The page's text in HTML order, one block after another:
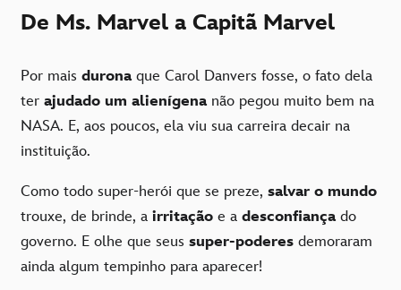
De Ms. Marvel a Capitã Marvel
Por mais duronaque Carol Danvers fosse, o fato dela
ter ajudado um alienígena não pegou muito bem na
NASA. E, aos poucos, ela viu sua carreira decair na
instituição.
Como todo super-herói que se preze, salvar o mundo
trouxe, de brinde, a irritação e a desconfiança do
governo. E olhe que seus super-poderes demoraram
ainda algum tempinho para aparecer!